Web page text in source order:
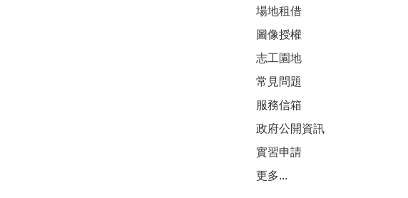
場地租借
圖像授權
志工園地
常見問題
服務信箱
政府公開資訊
實習申請
更多...